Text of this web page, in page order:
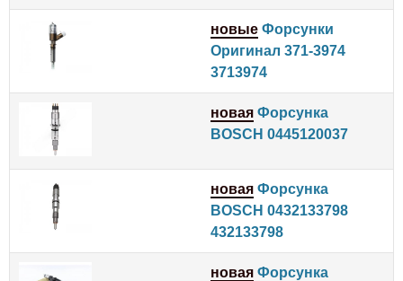
новые Форсунки
Оригинал 371-3974
3713974
новая Форсунка
BOSCH 0445120037
новая Форсунка
BOSCH 0432133798
432133798
новая Форсунка